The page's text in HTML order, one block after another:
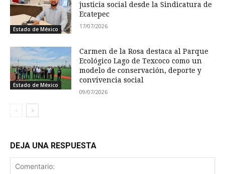
Estado de México
justicia social desde la Sindicatura de
Ecatepec
17/07/2026
Estado de México
Carmen de la Rosa destaca al Parque
Ecológico Lago de Texcoco como un
modelo de conservación, deporte y
convivencia social
09/07/2026
DEJA UNA RESPUESTA